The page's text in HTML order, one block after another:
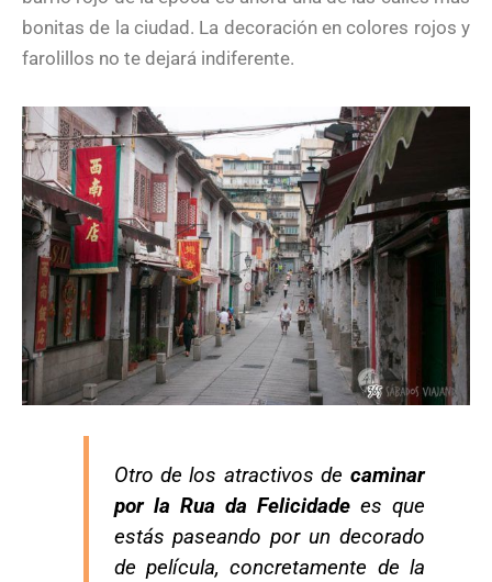
bonitas de la ciudad. La decoración en colores rojos y
farolillos no te dejará indiferente.
Otro de los atractivos de caminar
por la Rua da Felicidadees que
estás paseando por un decorado
de película, concretamente de la